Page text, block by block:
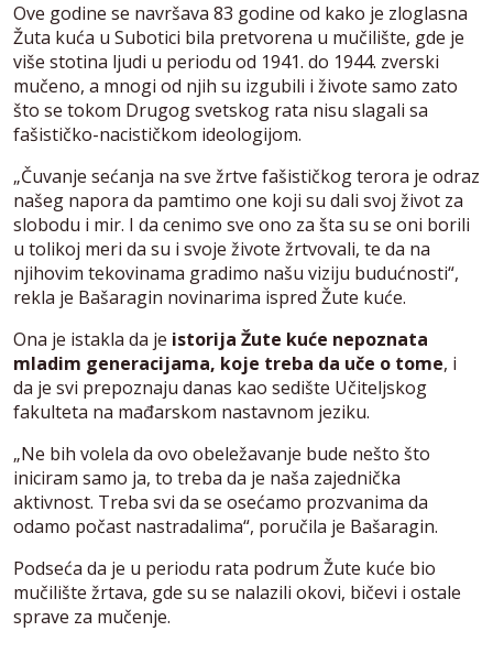
Ove godine se navršava 83 godine od kako je zloglasna
Žuta kuća u Subotici bila pretvorena u mučilište, gde je
više stotina ljudi u periodu od 1941. do 1944. zverski
mučeno, a mnogi od njih su izgubili i živote samo zato
što se tokom Drugog svetskog rata nisu slagali sa
fašističko-nacističkom ideologijom.
„Čuvanje sećanja na sve žrtve fašističkog terora je odraz
našeg napora da pamtimo one koji su dali svoj život za
slobodu i mir. I da cenimo sve ono za šta su se oni borili
u tolikoj meri da su i svoje živote žrtvovali, te da na
njihovim tekovinama gradimo našu viziju budućnosti“,
rekla je Bašaragin novinarima ispred Žute kuće.
Ona je istakla da je istorija Žute kuće nepoznata
mladim generacijama, koje treba da uče o tome, i
da je svi prepoznaju danas kao sedište Učiteljskog
fakulteta na mađarskom nastavnom jeziku.
„Ne bih volela da ovo obeležavanje bude nešto što
iniciram samo ja, to treba da je naša zajednička
aktivnost. Treba svi da se osećamo prozvanima da
odamo počast nastradalima“, poručila je Bašaragin.
Podseća da je u periodu rata podrum Žute kuće bio
mučilište žrtava, gde su se nalazili okovi, bičevi i ostale
sprave za mučenje.